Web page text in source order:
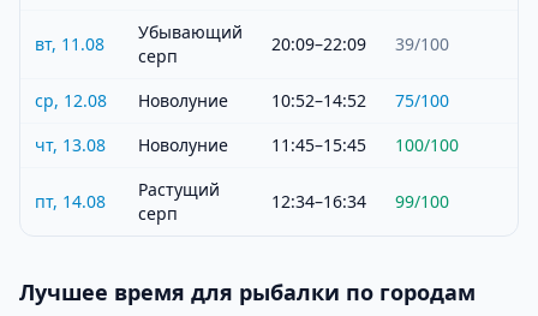
вт, 11.08
Убывающий
серп
20:09–22:09 39/100
ср, 12.08 Новолуние 10:52–14:52 75/100
чт, 13.08
Новолуние 11:45–15:45 100/100
пт, 14.08
Растущий
серп
12:34–16:34 99/100
Лучшее время для рыбалки по городам